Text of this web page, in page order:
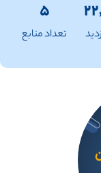
۵
تعداد منابع